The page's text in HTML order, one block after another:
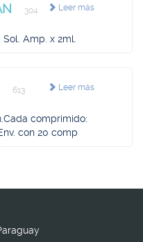
Leer más
304
Amp. x 2ml.
Leer más
613
comprimido:
con 20 comp